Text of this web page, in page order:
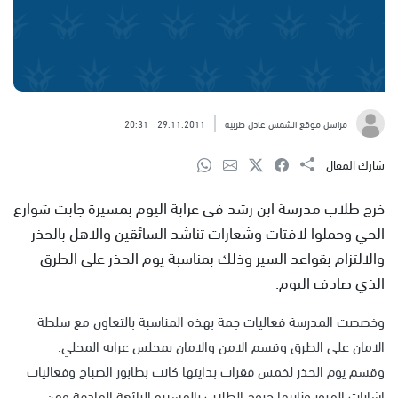
مراسل موقع الشمس عادل طربيه 29.11.2011
20:31
شارك المقال
خرج طلاب مدرسة ابن رشد في عرابة اليوم بمسيرة جابت شوارع
الحي وحملوا لافتات وشعارات تناشد السائقين والاهل بالحذر
والالتزام بقواعد السير وذلك بمناسبة يوم الحذر على الطرق
الذي صادف اليوم.
وخصصت المدرسة فعاليات جمة بهذه المناسبة بالتعاون مع سلطة
الامان على الطرق وقسم الامن والامان بمجلس عرابه المحلي.
وقسم يوم الحذر لخمس فقرات بدايتها كانت بطابور الصباح وفعاليات